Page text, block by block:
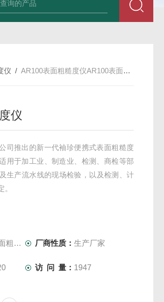
学泄漏摄像机检测仪 德国美翠Metrel MI2088
仪 /AR100表面粗糙度仪AR100表面粗糙度仪
仪
司推出的新一代袖珍便携式表面粗糙度
用于加工业、制造业、检测、商检等部
生产流水线的现场检验，以及检测、计
度仪 厂商性质：生产厂家
访 问 量： 1947